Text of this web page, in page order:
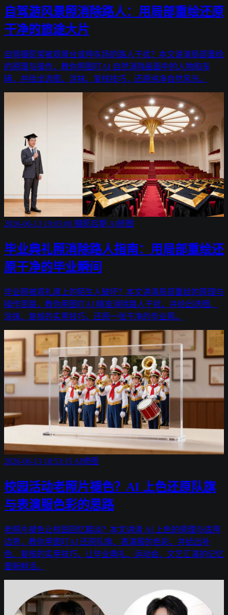
自驾游风景照消除路人：用局部重绘还原
干净的旅途大片
自驾摄影常被观景台或停车场的路人干扰？本文讲清局部重绘
的原理与操作，教你用图叮AI 自然消除画面中的人物和车
辆，并给出选图、涂抹、复核技巧，还原纯净自然风光。
2026-06-13 19:05:00 摄影后期 AI修图
毕业典礼照消除路人指南：用局部重绘还
原干净的毕业瞬间
毕业照被观礼席上的陌生人破坏？本文讲清局部重绘的原理与
操作思路，教你用图叮AI 精准消除路人干扰，并给出选图、
涂抹、复核的实用技巧，还原一张干净的毕业照。
2026-06-13 18:53:15 AI修图
校园活动老照片褪色？AI 上色还原队旗
与表演服色彩的思路
老照片褪色让校园回忆黯淡？本文讲清 AI 上色的原理与适用
边界，教你用图叮AI 还原队旗、表演服的色彩，并给出补
色、复核的实用技巧，让毕业典礼、运动会、文艺汇演的记忆
重新鲜活。